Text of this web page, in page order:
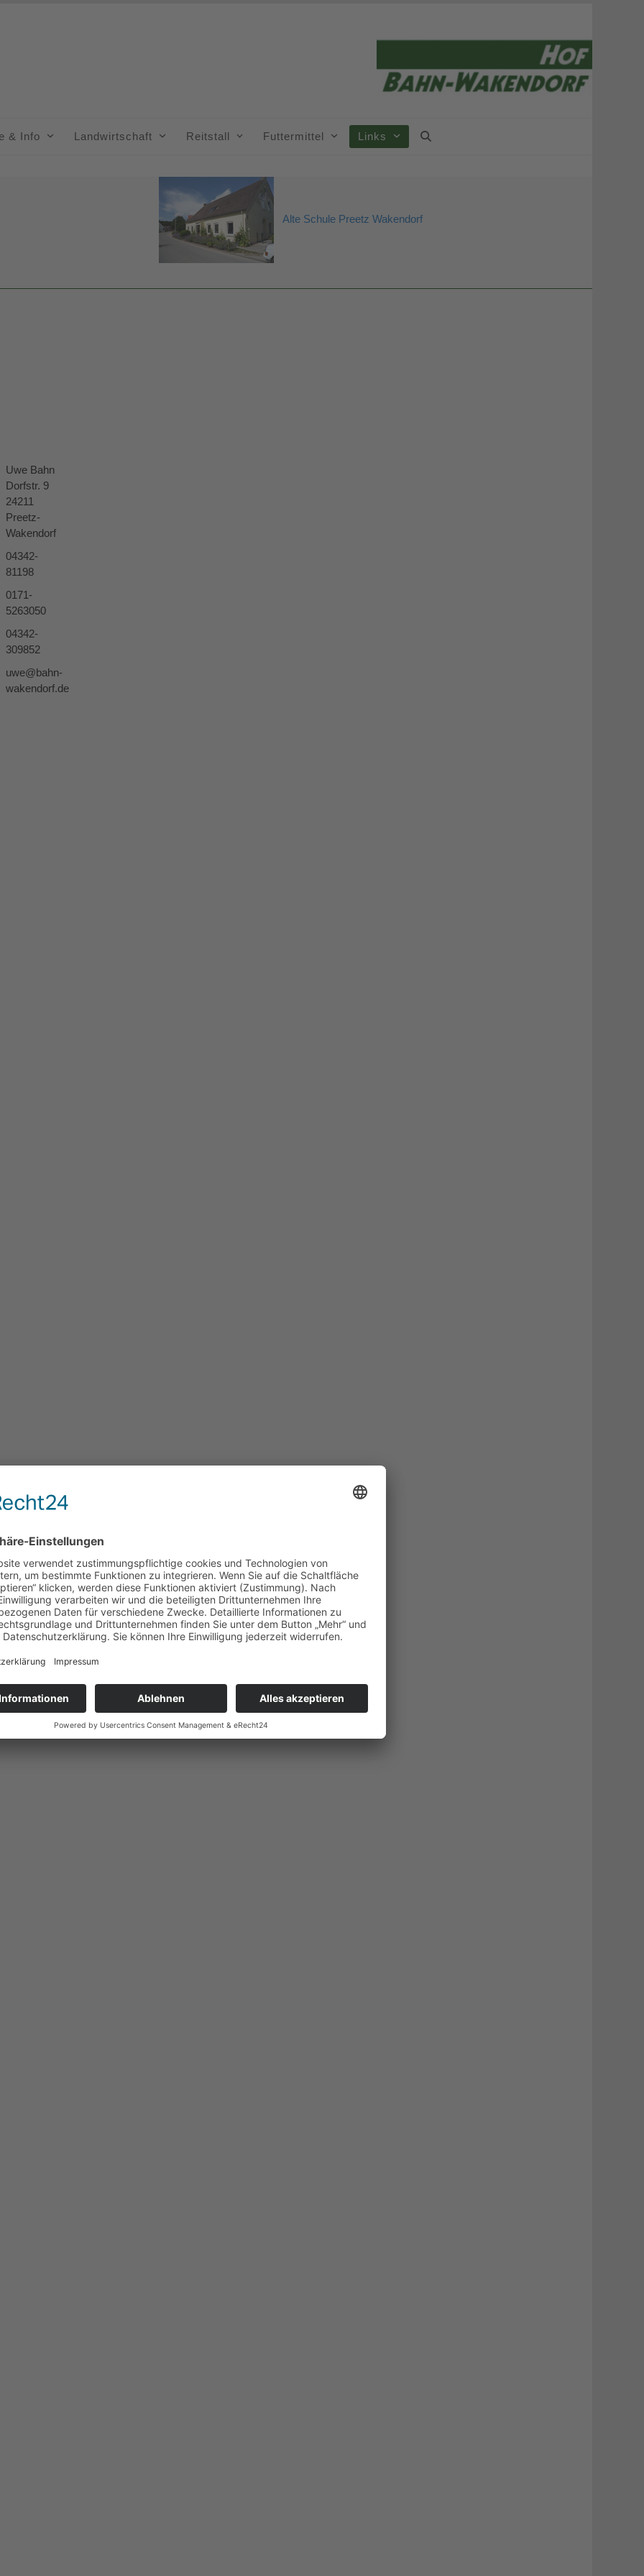
& Info Landwirtschaft Reitstall Futtermittel Links
Alte Schule Preetz Wakendorf
Uwe Bahn
Dorfstr. 9
24211
Preetz-
Wakendorf
04342-
81198
0171-
5263050
04342-
309852
uwe@bahn-
wakendorf.de